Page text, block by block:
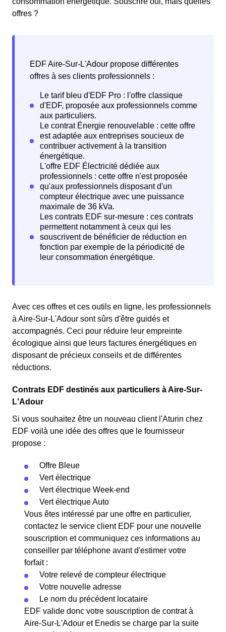
offres ?
EDF Aire-Sur-L'Adour propose différentes
offres à ses clients professionnels :
Avec ces offres et ces outils en ligne, les professionnels
à Aire-Sur-L'Adour sont sûrs d'être guidés et
accompagnés. Ceci pour réduire leur empreinte
écologique ainsi que leurs factures énergétiques en
disposant de précieux conseils et de différentes
réductions.
Contrats EDF destinés aux particuliers à Aire-Sur-
L'Adour
Si vous souhaitez être un nouveau client l'Aturin chez
EDF voilà une idée des offres que le fournisseur
propose :
Offre Bleue
Vert électrique
Vert électrique Week-end
Vert électrique Auto
Vous êtes intéressé par une offre en particulier,
contactez le service client EDF pour une nouvelle
souscription et communiquez ces informations au
conseiller par téléphone avant d'estimer votre
forfait :
Votre relevé de compteur électrique
Votre nouvelle adresse
Le nom du précédent locataire
EDF valide donc votre souscription de contrat à
Aire-Sur-L'Adour et Enedis se charge par la suite